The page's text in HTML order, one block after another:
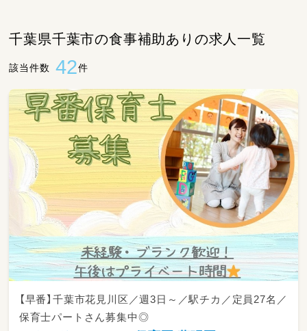
千葉県千葉市の食事補助ありの求人一覧
該当件数 42件
【早番】千葉市花見川区／週3日～／駅チカ／定員27名／
保育士パートさん募集中◎